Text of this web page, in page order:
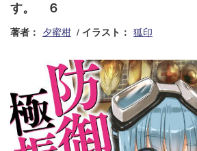
す。 ６
著者： 夕蜜柑 イラスト： 狐印